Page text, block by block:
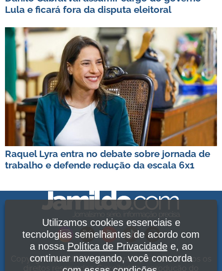
Lula e ficará fora da disputa eleitoral
Raquel Lyra entra no debate sobre jornada de
trabalho e defende redução da escala 6x1
Copyright Jamildo Melo Comunicações Ltda. Todos os
direitos reservados. É proibida a reprodução do
Utilizamos cookies essenciais e
tecnologias semelhantes de acordo com
a nossa Política de Privacidadee, ao
continuar navegando, você concorda